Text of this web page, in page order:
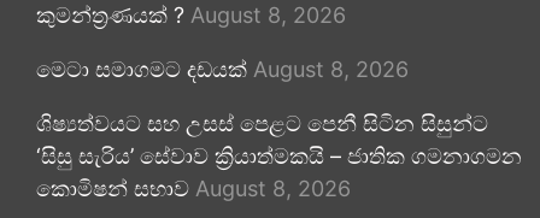
කුමන්ත්‍රණයක් ? August 8, 2026
මෙටා සමාගමට දඩයක් August 8, 2026
ශිෂ්‍යත්වයට සහ උසස් පෙළට පෙනී සිටින සිසුන්ට
‘සිසු සැරිය’ සේවාව ක්‍රියාත්මකයි – ජාතික ගමනාගමන
කොමිෂන් සභාව August 8, 2026